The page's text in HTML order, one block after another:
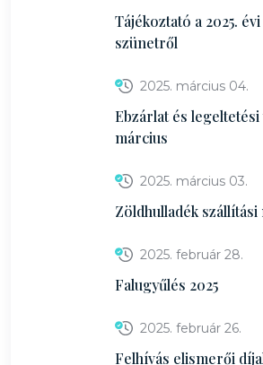
Tájékoztató a 2025.
szünetről
2025. március 04.
Ebzárlat és legeltetési
március
2025. március 03.
Zöldhulladék szállítási
2025. február 28.
Falugyűlés 2025
2025. február 26.
Felhívás elismerői